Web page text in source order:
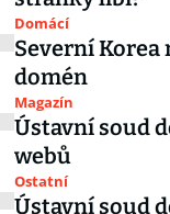
Domácí
Severní
domén
Magazín
Ústavní soud
webů
Ostatní
Ústavní soud